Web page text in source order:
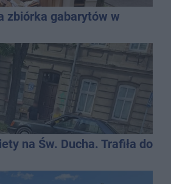
zbiórka gabarytów w
na Św. Ducha. Trafiła do